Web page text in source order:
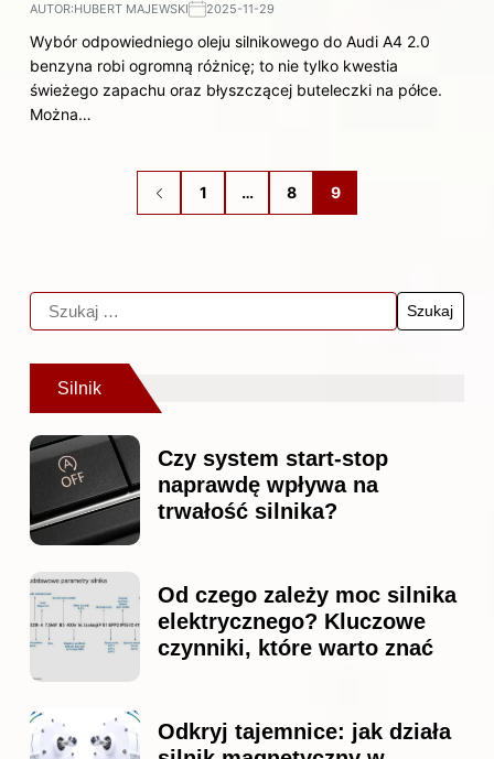
AUTOR:HUBERT MAJEWSKI 2025-11-29
Wybór odpowiedniego oleju silnikowego do Audi A4 2.0
benzyna robi ogromną różnicę; to nie tylko kwestia
świeżego zapachu oraz błyszczącej buteleczki na półce.
Można…
1 … 8 9
Silnik
Czy system start-stop
naprawdę wpływa na
trwałość silnika?
Od czego zależy moc silnika
elektrycznego? Kluczowe
czynniki, które warto znać
Odkryj tajemnice: jak działa